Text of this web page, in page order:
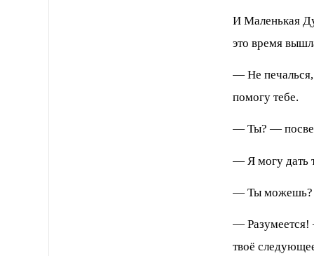
И Маленькая
это время
— Не
помогу тебе.
— Ты? —
— Я могу дать
— Ты можешь?
—
твоё